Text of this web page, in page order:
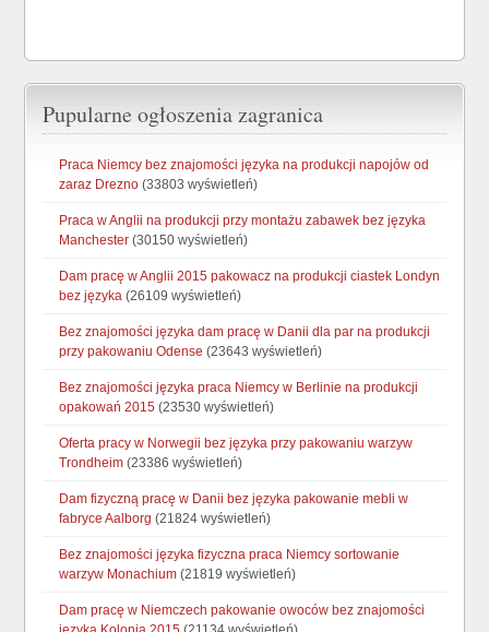
Pupularne ogłoszenia zagranica
Praca Niemcy bez znajomości języka na produkcji napojów od
zaraz Drezno (33803 wyświetleń)
Praca w Anglii na produkcji przy montażu zabawek bez języka
Manchester (30150 wyświetleń)
Dam pracę w Anglii 2015 pakowacz na produkcji ciastek Londyn
bez języka (26109 wyświetleń)
Bez znajomości języka dam pracę w Danii dla par na produkcji
przy pakowaniu Odense (23643 wyświetleń)
Bez znajomości języka praca Niemcy w Berlinie na produkcji
opakowań 2015 (23530 wyświetleń)
Oferta pracy w Norwegii bez języka przy pakowaniu warzyw
Trondheim (23386 wyświetleń)
Dam fizyczną pracę w Danii bez języka pakowanie mebli w
fabryce Aalborg (21824 wyświetleń)
Bez znajomości języka fizyczna praca Niemcy sortowanie
warzyw Monachium (21819 wyświetleń)
Dam pracę w Niemczech pakowanie owoców bez znajomości